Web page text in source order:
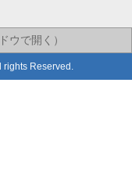
ウで開く）
Reserved.